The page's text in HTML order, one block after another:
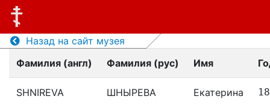
Назад на сайт музея
Фамилия (англ)
Фамилия (рус) Имя
SHNIREVA ШНЫРЕВА Екатерина